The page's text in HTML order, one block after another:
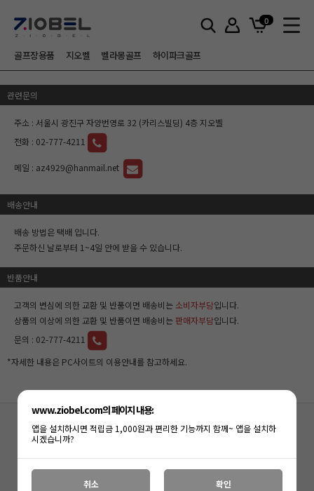
0
골프장용품 지오벨 벨라몽골프 하이파크골프
이용안내
관련문의
주소 : 서울시 광진구 자양번영로 32 (카리스빌딩) 4층 지오벨
전화 : 02-777-4211
메일 : az4929@hanmail.net
배송안내
배송 방법은 택배 입니다.
주문하신 날로부터 1~4일 안에 받을 수 있습니다.
반품안내
고객의 변심에 의한 교환 및 반품이면 배송비는 소비자부담입니다.
상품의 이상에 의한 교환 및 반품이면 배송비는 판매자부담입니다.
문의 : 02-777-4211
*자세한 내용은 PC사이트의 이용안내를 참고하세요.
아직(주)지오벨회원이 아니신가요?
지금 회원가입하시면, 다양한 혜택과 함께
즐거운 쇼핑을 하실수 있습니다.
www.ziobel.com의 페이지 내용:
앱을 설치하시면 적립금 1,000원과 편리한 기능까지 함께~ 앱을 설치하
시겠습니까?
취소 확인